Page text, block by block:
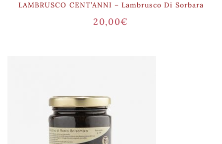
LAMBRUSCO CENT’ANNI – Lambrusco Di Sorbara
20,00€